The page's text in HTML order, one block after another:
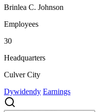
Brinlea C. Johnson
Employees
30
Headquarters
Culver City
Dywidendy Earnings